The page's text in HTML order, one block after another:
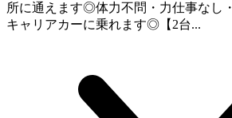
所に通えます◎体力不問・力仕事なし
キャリアカーに乗れます◎【2台...